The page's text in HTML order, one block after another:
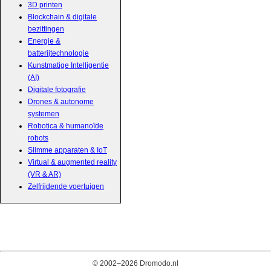
3D printen
Blockchain & digitale
bezittingen
Energie &
batterijtechnologie
Kunstmatige Intelligentie
(AI)
Digitale fotografie
Drones & autonome
systemen
Robotica & humanoïde
robots
Slimme apparaten & IoT
Virtual & augmented reality
(VR & AR)
Zelfrijdende voertuigen
© 2002–2026 Dromodo.nl